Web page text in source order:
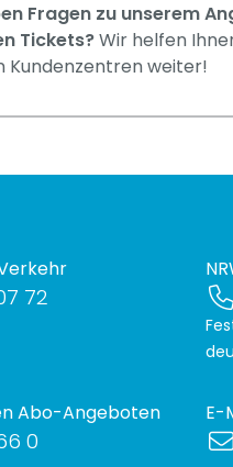
Fragen zu unserem
Tickets?Wir helfen
Kundenzentren weiter!
72
Abo-Angeboten
0
E-